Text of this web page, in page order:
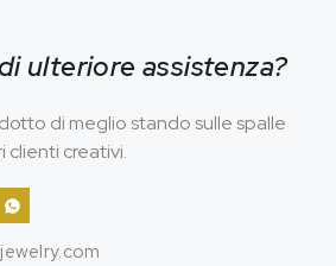
ulteriore assistenza?
di meglio stando sulle spalle
clienti creativi.